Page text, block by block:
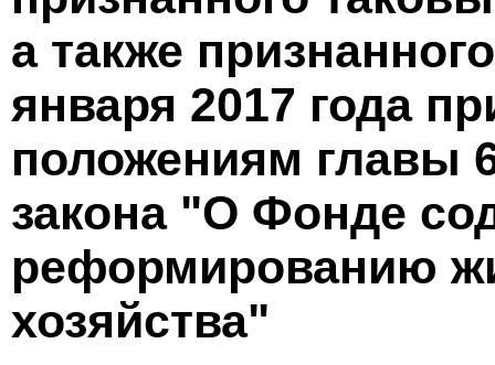
а также
января 2017 года
положениям главы
закона "О Фонде
реформированию
хозяйства"